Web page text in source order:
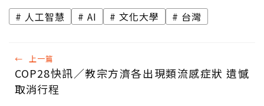
人工智慧 AI 文化大學 台灣
← 上一篇
COP28快訊／教宗方濟各出現類流感症狀 遺憾
取消行程